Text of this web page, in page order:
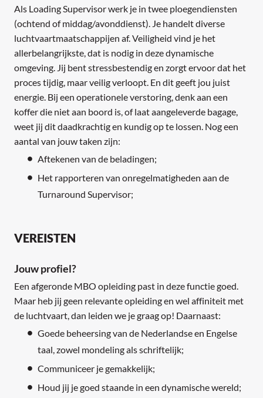
Als Loading Supervisor werk je in twee ploegendiensten
(ochtend of middag/avonddienst). Je handelt diverse
luchtvaartmaatschappijen af. Veiligheid vind je het
allerbelangrijkste, dat is nodig in deze dynamische
omgeving. Jij bent stressbestendig en zorgt ervoor dat het
proces tijdig, maar veilig verloopt. En dit geeft jou juist
energie. Bij een operationele verstoring, denk aan een
koffer die niet aan boord is, of laat aangeleverde bagage,
weet jij dit daadkrachtig en kundig op te lossen. Nog een
aantal van jouw taken zijn:
Aftekenen van de beladingen;
Het rapporteren van onregelmatigheden aan de
Turnaround Supervisor;
VEREISTEN
Jouw profiel?
Een afgeronde MBO opleiding past in deze functie goed.
Maar heb jij geen relevante opleiding en wel affiniteit met
de luchtvaart, dan leiden we je graag op! Daarnaast:
Goede beheersing van de Nederlandse en Engelse
taal, zowel mondeling als schriftelijk;
Communiceer je gemakkelijk;
Houd jij je goed staande in een dynamische wereld;